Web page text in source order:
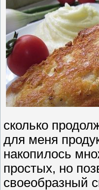
сколько
для меня
накопилось
простых, но
своеобразный